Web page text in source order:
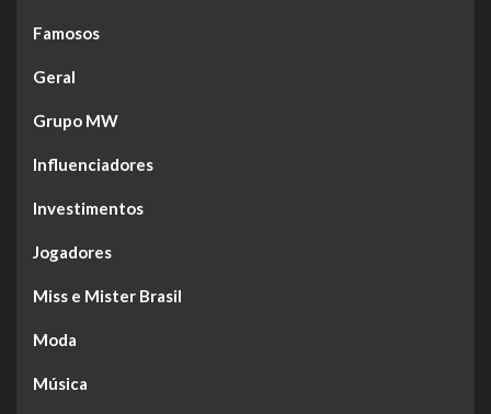
Famosos
Geral
Grupo MW
Influenciadores
Investimentos
Jogadores
Miss e Mister Brasil
Moda
Música